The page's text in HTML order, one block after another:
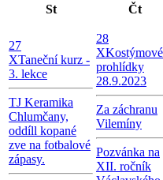
St Čt
27
XTaneční kurz -
3. lekce
TJ Keramika
Chlumčany,
oddíll kopané
zve na fotbalové
zápasy.
28
XKostýmové
prohlídky
28.9.2023
Za záchranu
Vilemíny
Pozvánka na
XII. ročník